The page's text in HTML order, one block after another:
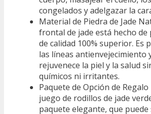
congelados y adelgazar la
Material de Piedra de Jade
frontal de jade está hecho de
de calidad 100% superior. Es
las líneas antienvejecimiento
rejuvenece la piel y la salud
químicos ni irritantes.
Paquete de Opción de Regalo
juego de rodillos de jade
paquete elegante, que puede